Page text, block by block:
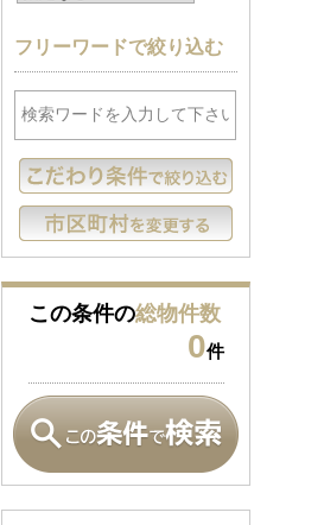
フリーワードで絞り込む
この条件の総物件数
0件